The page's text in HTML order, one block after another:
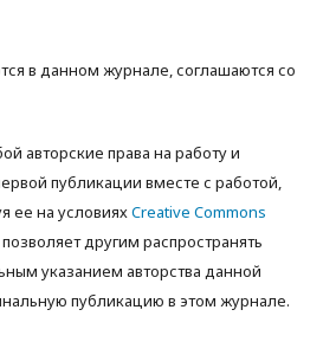
в данном журнале, соглашаются со
авторские права на работу и
публикации вместе с работой,
ее на условияхCreative Commons
позволяет другим распространять
указанием авторства данной
публикацию в этом журнале.